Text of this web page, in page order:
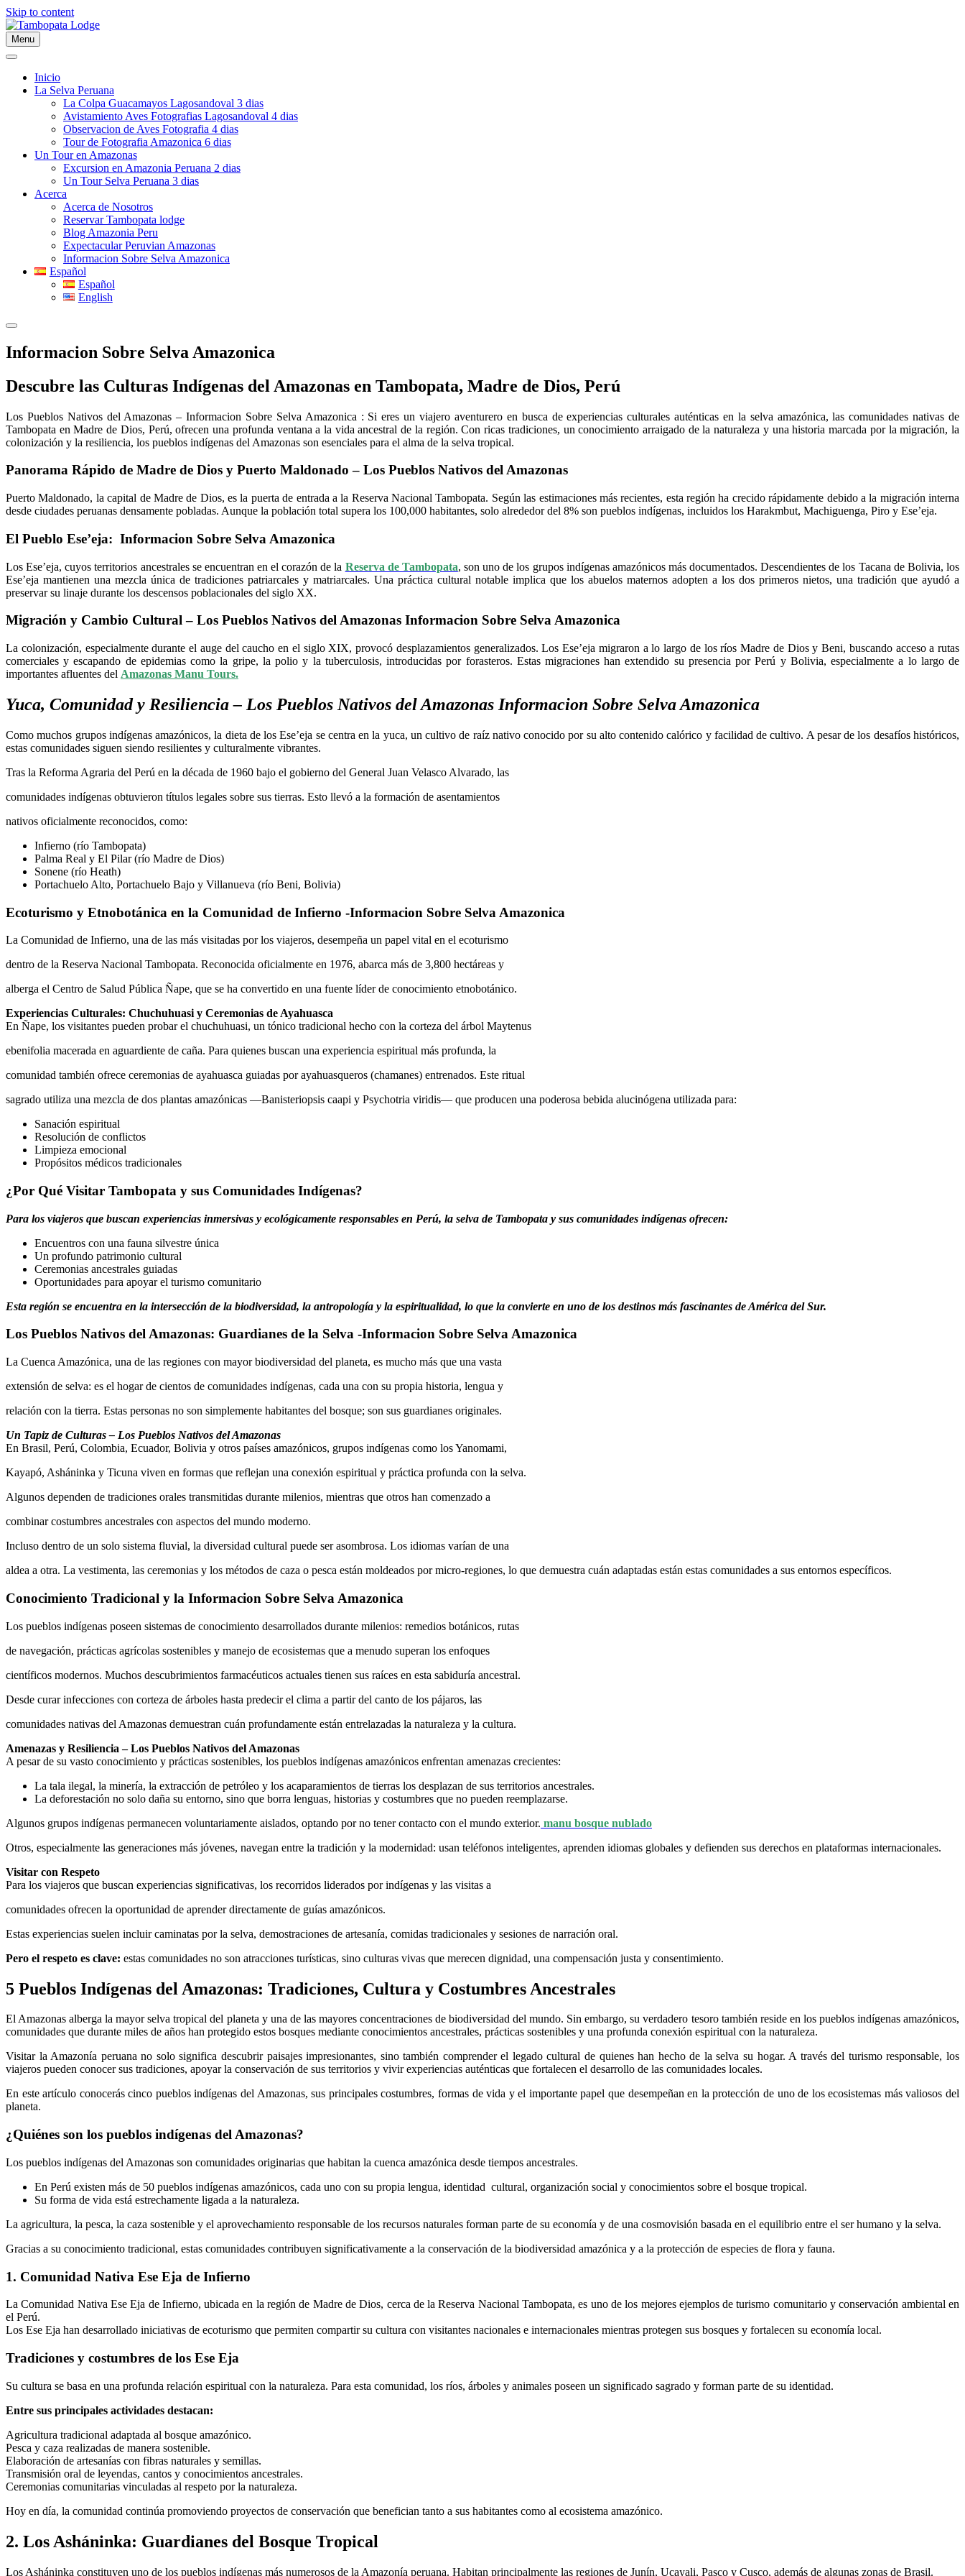
Skip to content
Menu
Inicio
La Selva Peruana
La Colpa Guacamayos Lagosandoval 3 dias
Avistamiento Aves Fotografias Lagosandoval 4 dias
Observacion de Aves Fotografia 4 dias
Tour de Fotografia Amazonica 6 dias
Un Tour en Amazonas
Excursion en Amazonia Peruana 2 dias
Un Tour Selva Peruana 3 dias
Acerca
Acerca de Nosotros
Reservar Tambopata lodge
Blog Amazonia Peru
Expectacular Peruvian Amazonas
Informacion Sobre Selva Amazonica
Español
Español
English
Informacion Sobre Selva Amazonica
Descubre las Culturas Indígenas del Amazonas en Tambopata, Madre de Dios, Perú
Los Pueblos Nativos del Amazonas – Informacion Sobre Selva Amazonica : Si eres un viajero aventurero en busca de experiencias culturales auténticas en la selva amazónica, las comunidades nativas de
Tambopata en Madre de Dios, Perú, ofrecen una profunda ventana a la vida ancestral de la región. Con ricas tradiciones, un conocimiento arraigado de la naturaleza y una historia marcada por la migración, la
colonización y la resiliencia, los pueblos indígenas del Amazonas son esenciales para el alma de la selva tropical.
Panorama Rápido de Madre de Dios y Puerto Maldonado – Los Pueblos Nativos del Amazonas
Puerto Maldonado, la capital de Madre de Dios, es la puerta de entrada a la Reserva Nacional Tambopata. Según las estimaciones más recientes, esta región ha crecido rápidamente debido a la migración interna
desde ciudades peruanas densamente pobladas. Aunque la población total supera los 100,000 habitantes, solo alrededor del 8% son pueblos indígenas, incluidos los Harakmbut, Machiguenga, Piro y Ese’eja.
El Pueblo Ese’eja: Informacion Sobre Selva Amazonica
Los Ese’eja, cuyos territorios ancestrales se encuentran en el corazón de la Reserva de Tambopata, son uno de los grupos indígenas amazónicos más documentados. Descendientes de los Tacana de Bolivia, los
Ese’eja mantienen una mezcla única de tradiciones patriarcales y matriarcales. Una práctica cultural notable implica que los abuelos maternos adopten a los dos primeros nietos, una tradición que ayudó a
preservar su linaje durante los descensos poblacionales del siglo XX.
Migración y Cambio Cultural – Los Pueblos Nativos del Amazonas Informacion Sobre Selva Amazonica
La colonización, especialmente durante el auge del caucho en el siglo XIX, provocó desplazamientos generalizados. Los Ese’eja migraron a lo largo de los ríos Madre de Dios y Beni, buscando acceso a rutas
comerciales y escapando de epidemias como la gripe, la polio y la tuberculosis, introducidas por forasteros. Estas migraciones han extendido su presencia por Perú y Bolivia, especialmente a lo largo de
importantes afluentes del Amazonas Manu Tours.
Yuca, Comunidad y Resiliencia – Los Pueblos Nativos del Amazonas Informacion Sobre Selva Amazonica
Como muchos grupos indígenas amazónicos, la dieta de los Ese’eja se centra en la yuca, un cultivo de raíz nativo conocido por su alto contenido calórico y facilidad de cultivo. A pesar de los desafíos históricos,
estas comunidades siguen siendo resilientes y culturalmente vibrantes.
Tras la Reforma Agraria del Perú en la década de 1960 bajo el gobierno del General Juan Velasco Alvarado, las
comunidades indígenas obtuvieron títulos legales sobre sus tierras. Esto llevó a la formación de asentamientos
nativos oficialmente reconocidos, como:
Infierno (río Tambopata)
Palma Real y El Pilar (río Madre de Dios)
Sonene (río Heath)
Portachuelo Alto, Portachuelo Bajo y Villanueva (río Beni, Bolivia)
Ecoturismo y Etnobotánica en la Comunidad de Infierno -Informacion Sobre Selva Amazonica
La Comunidad de Infierno, una de las más visitadas por los viajeros, desempeña un papel vital en el ecoturismo
dentro de la Reserva Nacional Tambopata. Reconocida oficialmente en 1976, abarca más de 3,800 hectáreas y
alberga el Centro de Salud Pública Ñape, que se ha convertido en una fuente líder de conocimiento etnobotánico.
Experiencias Culturales: Chuchuhuasi y Ceremonias de Ayahuasca
En Ñape, los visitantes pueden probar el chuchuhuasi, un tónico tradicional hecho con la corteza del árbol Maytenus
ebenifolia macerada en aguardiente de caña. Para quienes buscan una experiencia espiritual más profunda, la
comunidad también ofrece ceremonias de ayahuasca guiadas por ayahuasqueros (chamanes) entrenados. Este ritual
sagrado utiliza una mezcla de dos plantas amazónicas —Banisteriopsis caapi y Psychotria viridis— que producen una poderosa bebida alucinógena utilizada para:
Sanación espiritual
Resolución de conflictos
Limpieza emocional
Propósitos médicos tradicionales
¿Por Qué Visitar Tambopata y sus Comunidades Indígenas?
Para los viajeros que buscan experiencias inmersivas y ecológicamente responsables en Perú, la selva de Tambopata y sus comunidades indígenas ofrecen:
Encuentros con una fauna silvestre única
Un profundo patrimonio cultural
Ceremonias ancestrales guiadas
Oportunidades para apoyar el turismo comunitario
Esta región se encuentra en la intersección de la biodiversidad, la antropología y la espiritualidad, lo que la convierte en uno de los destinos más fascinantes de América del Sur.
Los Pueblos Nativos del Amazonas: Guardianes de la Selva -Informacion Sobre Selva Amazonica
La Cuenca Amazónica, una de las regiones con mayor biodiversidad del planeta, es mucho más que una vasta
extensión de selva: es el hogar de cientos de comunidades indígenas, cada una con su propia historia, lengua y
relación con la tierra. Estas personas no son simplemente habitantes del bosque; son sus guardianes originales.
Un Tapiz de Culturas – Los Pueblos Nativos del Amazonas
En Brasil, Perú, Colombia, Ecuador, Bolivia y otros países amazónicos, grupos indígenas como los Yanomami,
Kayapó, Asháninka y Ticuna viven en formas que reflejan una conexión espiritual y práctica profunda con la selva.
Algunos dependen de tradiciones orales transmitidas durante milenios, mientras que otros han comenzado a
combinar costumbres ancestrales con aspectos del mundo moderno.
Incluso dentro de un solo sistema fluvial, la diversidad cultural puede ser asombrosa. Los idiomas varían de una
aldea a otra. La vestimenta, las ceremonias y los métodos de caza o pesca están moldeados por micro-regiones, lo que demuestra cuán adaptadas están estas comunidades a sus entornos específicos.
Conocimiento Tradicional y la Informacion Sobre Selva Amazonica
Los pueblos indígenas poseen sistemas de conocimiento desarrollados durante milenios: remedios botánicos, rutas
de navegación, prácticas agrícolas sostenibles y manejo de ecosistemas que a menudo superan los enfoques
científicos modernos. Muchos descubrimientos farmacéuticos actuales tienen sus raíces en esta sabiduría ancestral.
Desde curar infecciones con corteza de árboles hasta predecir el clima a partir del canto de los pájaros, las
comunidades nativas del Amazonas demuestran cuán profundamente están entrelazadas la naturaleza y la cultura.
Amenazas y Resiliencia – Los Pueblos Nativos del Amazonas
A pesar de su vasto conocimiento y prácticas sostenibles, los pueblos indígenas amazónicos enfrentan amenazas crecientes:
La tala ilegal, la minería, la extracción de petróleo y los acaparamientos de tierras los desplazan de sus territorios ancestrales.
La deforestación no solo daña su entorno, sino que borra lenguas, historias y costumbres que no pueden reemplazarse.
Algunos grupos indígenas permanecen voluntariamente aislados, optando por no tener contacto con el mundo exterior. manu bosque nublado
Otros, especialmente las generaciones más jóvenes, navegan entre la tradición y la modernidad: usan teléfonos inteligentes, aprenden idiomas globales y defienden sus derechos en plataformas internacionales.
Visitar con Respeto
Para los viajeros que buscan experiencias significativas, los recorridos liderados por indígenas y las visitas a
comunidades ofrecen la oportunidad de aprender directamente de guías amazónicos.
Estas experiencias suelen incluir caminatas por la selva, demostraciones de artesanía, comidas tradicionales y sesiones de narración oral.
Pero el respeto es clave: estas comunidades no son atracciones turísticas, sino culturas vivas que merecen dignidad, una compensación justa y consentimiento.
5 Pueblos Indígenas del Amazonas: Tradiciones, Cultura y Costumbres Ancestrales
El Amazonas alberga la mayor selva tropical del planeta y una de las mayores concentraciones de biodiversidad del mundo. Sin embargo, su verdadero tesoro también reside en los pueblos indígenas amazónicos,
comunidades que durante miles de años han protegido estos bosques mediante conocimientos ancestrales, prácticas sostenibles y una profunda conexión espiritual con la naturaleza.
Visitar la Amazonía peruana no solo significa descubrir paisajes impresionantes, sino también comprender el legado cultural de quienes han hecho de la selva su hogar. A través del turismo responsable, los
viajeros pueden conocer sus tradiciones, apoyar la conservación de sus territorios y vivir experiencias auténticas que fortalecen el desarrollo de las comunidades locales.
En este artículo conocerás cinco pueblos indígenas del Amazonas, sus principales costumbres, formas de vida y el importante papel que desempeñan en la protección de uno de los ecosistemas más valiosos del
planeta.
¿Quiénes son los pueblos indígenas del Amazonas?
Los pueblos indígenas del Amazonas son comunidades originarias que habitan la cuenca amazónica desde tiempos ancestrales.
En Perú existen más de 50 pueblos indígenas amazónicos, cada uno con su propia lengua, identidad cultural, organización social y conocimientos sobre el bosque tropical.
Su forma de vida está estrechamente ligada a la naturaleza.
La agricultura, la pesca, la caza sostenible y el aprovechamiento responsable de los recursos naturales forman parte de su economía y de una cosmovisión basada en el equilibrio entre el ser humano y la selva.
Gracias a su conocimiento tradicional, estas comunidades contribuyen significativamente a la conservación de la biodiversidad amazónica y a la protección de especies de flora y fauna.
1. Comunidad Nativa Ese Eja de Infierno
La Comunidad Nativa Ese Eja de Infierno, ubicada en la región de Madre de Dios, cerca de la Reserva Nacional Tambopata, es uno de los mejores ejemplos de turismo comunitario y conservación ambiental en
el Perú.
Los Ese Eja han desarrollado iniciativas de ecoturismo que permiten compartir su cultura con visitantes nacionales e internacionales mientras protegen sus bosques y fortalecen su economía local.
Tradiciones y costumbres de los Ese Eja
Su cultura se basa en una profunda relación espiritual con la naturaleza. Para esta comunidad, los ríos, árboles y animales poseen un significado sagrado y forman parte de su identidad.
Entre sus principales actividades destacan:
Agricultura tradicional adaptada al bosque amazónico.
Pesca y caza realizadas de manera sostenible.
Elaboración de artesanías con fibras naturales y semillas.
Transmisión oral de leyendas, cantos y conocimientos ancestrales.
Ceremonias comunitarias vinculadas al respeto por la naturaleza.
Hoy en día, la comunidad continúa promoviendo proyectos de conservación que benefician tanto a sus habitantes como al ecosistema amazónico.
2. Los Asháninka: Guardianes del Bosque Tropical
Los Asháninka constituyen uno de los pueblos indígenas más numerosos de la Amazonía peruana. Habitan principalmente las regiones de Junín, Ucayali, Pasco y Cusco, además de algunas zonas de Brasil.